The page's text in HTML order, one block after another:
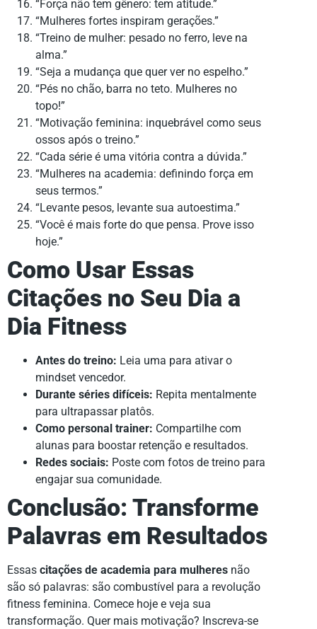
“Força não tem gênero: tem atitude.”
“Mulheres fortes inspiram gerações.”
“Treino de mulher: pesado no ferro, leve na
alma.”
“Seja a mudança que quer ver no espelho.”
“Pés no chão, barra no teto. Mulheres no
topo!”
“Motivação feminina: inquebrável como seus
ossos após o treino.”
“Cada série é uma vitória contra a dúvida.”
“Mulheres na academia: definindo força em
seus termos.”
“Levante pesos, levante sua autoestima.”
“Você é mais forte do que pensa. Prove isso
hoje.”
Como Usar Essas
Citações no Seu Dia a
Dia Fitness
Antes do treino: Leia uma para ativar o
mindset vencedor.
Durante séries difíceis: Repita mentalmente
para ultrapassar platôs.
Como personal trainer: Compartilhe com
alunas para boostar retenção e resultados.
Redes sociais: Poste com fotos de treino para
engajar sua comunidade.
Conclusão: Transforme
Palavras em Resultados
Essas citações de academia para mulheres não
são só palavras: são combustível para a revolução
fitness feminina. Comece hoje e veja sua
transformação. Quer mais motivação? Inscreva-se